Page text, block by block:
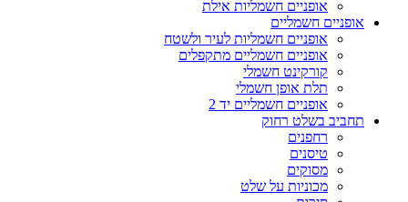
אופניים חשמליות אילת
אופניים חשמליים
אופניים חשמליות לעיר ולשטח
אופניים חשמליים מתקפלים
קורקינט חשמלי
תלת אופן חשמלי
אופניים חשמליים יד 2
תחביב בשלט רחוק
רחפנים
טיסנים
מסוקים
מכוניות על שלט